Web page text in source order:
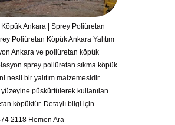
Ankara | Sprey Poliüretan
Poliüretan Köpük Ankara Yalıtım
Ankara ve poliüretan köpük
sprey poliüretan sıkma köpük
nesil bir yalıtım malzemesidir.
püskürtülerek kullanılan
köpüktür. Detaylı bilgi için
2118 Hemen Ara